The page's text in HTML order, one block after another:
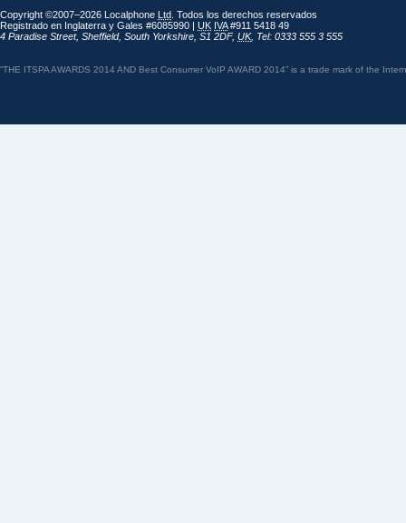
Copyright ©2007–2026 Localphone Ltd . Todos los derechos reservados
Registrado en Inglaterra y Gales #6085990 | UK IVA#911 5418 49
4 Paradise Street, Sheffield, South Yorkshire S1 2DF, UK, Tel: 0333 555 3 555
“THE ITSPA AWARDS 2014 AND Best Consumer VoIP AWARD 2014” is a trade mark of the